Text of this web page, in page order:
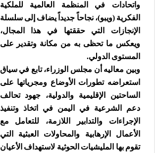
واتحادات في المنظمة العالمية للملكية
الفكرية (ويبو)، نجاحاً جديداً يضاف إلى سلسلة
الإنجازات التي حققتها في هذا المجال،
ويعكس ما تحظى به من مكانة وتقدير على
المستوى الدولي.
وبين معاليه أن مجلس الوزراء، تابع في سياق
استعراضه تطورات الأوضاع ومجرياتها على
الساحتين الإقليمية والدولية، جهود تحالف
دعم الشرعية في اليمن في اتخاذ وتنفيذ
الإجراءات والتدابير اللازمة، للتعامل مع
الأعمال الإرهابية والمحاولات العبثية التي
تقوم بها المليشيات الحوثية لاستهداف الأعيان